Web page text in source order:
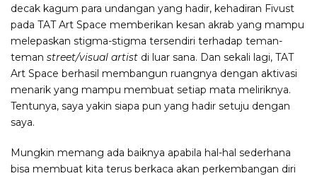
decak kagum para undangan yang hadir, kehadiran Fivust
pada TAT Art Space memberikan kesan akrab yang mampu
melepaskan stigma-stigma tersendiri terhadap teman-
teman street/visual artist di luar sana. Dan sekali lagi, TAT
Art Space berhasil membangun ruangnya dengan aktivasi
menarik yang mampu membuat setiap mata meliriknya.
Tentunya, saya yakin siapa pun yang hadir setuju dengan
saya.
Mungkin memang ada baiknya apabila hal-hal sederhana
bisa membuat kita terus berkaca akan perkembangan diri